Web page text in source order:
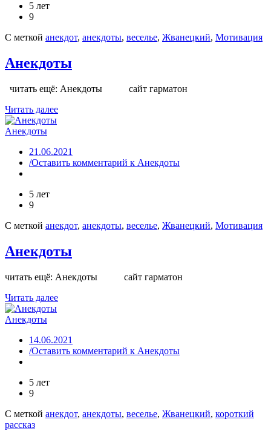
5 лет
9
С меткой анекдот, анекдоты, веселье, Жванецкий, Мотивация
Анекдоты
читать ещё: Анекдоты сайт гарматон
Читать далее
Анекдоты
21.06.2021
/Оставить комментарий к Анекдоты
5 лет
9
С меткой анекдот, анекдоты, веселье, Жванецкий, Мотивация
Анекдоты
читать ещё: Анекдоты сайт гарматон
Читать далее
Анекдоты
14.06.2021
/Оставить комментарий к Анекдоты
5 лет
9
С меткой анекдот, анекдоты, веселье, Жванецкий, короткий
рассказ